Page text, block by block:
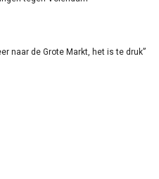
naar de Grote Markt, het is te druk”